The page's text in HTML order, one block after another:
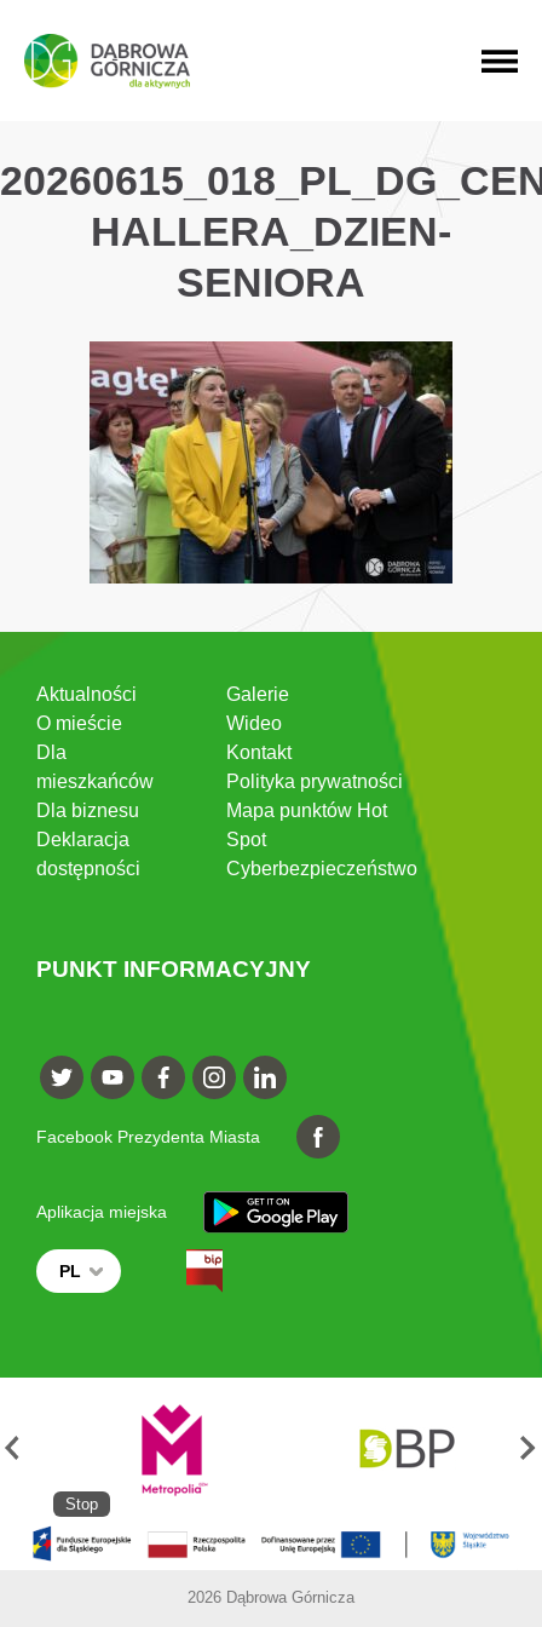
PRZEJDŹ DO MENU GŁÓWNEGO
PRZEJDŹ DO WYSZUKIWARKI
PRZEJDŹ DO TREŚCI
HALLERA_DZIEN-
SENIORA
Aktualności
O mieście
Dla
mieszkańców
Dla biznesu
Deklaracja
dostępności
Galerie
Wideo
Kontakt
Polityka prywatności
Mapa punktów Hot
Spot
Cyberbezpieczeństwo
PUNKT INFORMACYJNY
Facebook Prezydenta Miasta
Aplikacja miejska
PL
Stop
2026 Dąbrowa Górnicza